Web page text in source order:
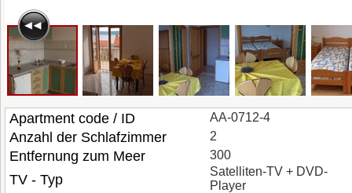
Apartment code / ID AA-0712-4
Anzahl der Schlafzimmer 2
Entfernung zum Meer 300
TV - Typ
Satelliten-TV + DVD-
Player